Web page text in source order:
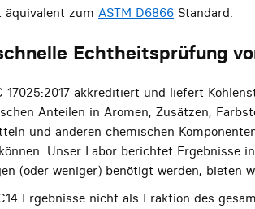
äquivalent zum ASTM D6866 Standard.
Echtheitsprüfung
17025:2017 akkreditiert und liefert
Anteilen in Aromen, Zusätzen,
und anderen chemischen
Unser Labor berichtet Ergebnisse
(oder weniger) benötigt werden, bieten
Ergebnisse nicht als Fraktion des